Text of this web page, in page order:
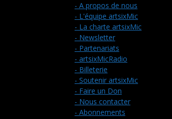
- A propos de nous
- L'équipe artsixMic
- La charte artsixMic
- Newsletter
- Partenariats
- artsixMicRadio
- Billeterie
- Soutenir artsixMic
- Faire un Don
- Nous contacter
- Abonnements